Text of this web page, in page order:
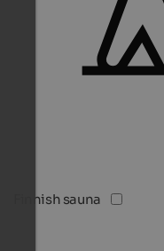
Finnish sauna